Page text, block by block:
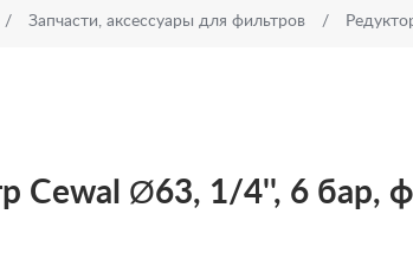
Запчасти, аксессуары для фильтров
Cewal Ø63, 1/4'', 6 бар,